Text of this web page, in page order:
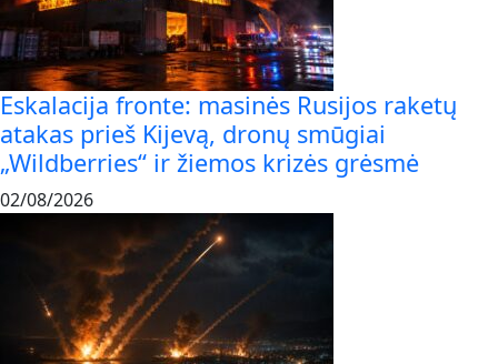
Eskalacija fronte: masinės Rusijos raketų
atakas prieš Kijevą, dronų smūgiai
„Wildberries“ ir žiemos krizės grėsmė
02/08/2026